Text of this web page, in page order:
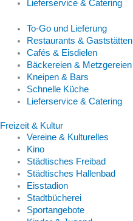
Lieferservice & Catering
To-Go und Lieferung
Restaurants & Gaststätten
Cafés & Eisdielen
Bäckereien & Metzgereien
Kneipen & Bars
Schnelle Küche
Lieferservice & Catering
Freizeit & Kultur
Vereine & Kulturelles
Kino
Städtisches Freibad
Städtisches Hallenbad
Eisstadion
Stadtbücherei
Sportangebote